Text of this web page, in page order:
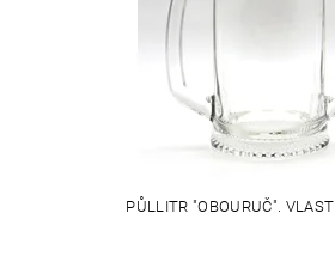
PŮLLITR "OBOURUČ".